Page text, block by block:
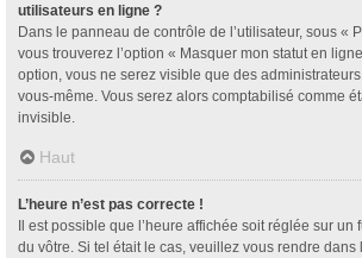
utilisateurs en ligne ?
Dans le panneau de contrôle de l’utilisateur, sous «
vous trouverez l’option « Masquer mon statut en
option, vous ne serez visible que des
vous-même. Vous serez alors comptabilisé comme
invisible.
Haut
L’heure n’est pas correcte !
Il est possible que l’heure affichée soit réglée sur un
du vôtre. Si tel était le cas, veuillez vous rendre